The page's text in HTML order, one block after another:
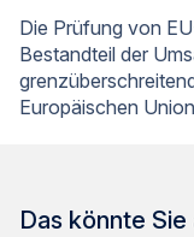
Die Prüfung von
Bestandteil der
Europäischen
Das könnte